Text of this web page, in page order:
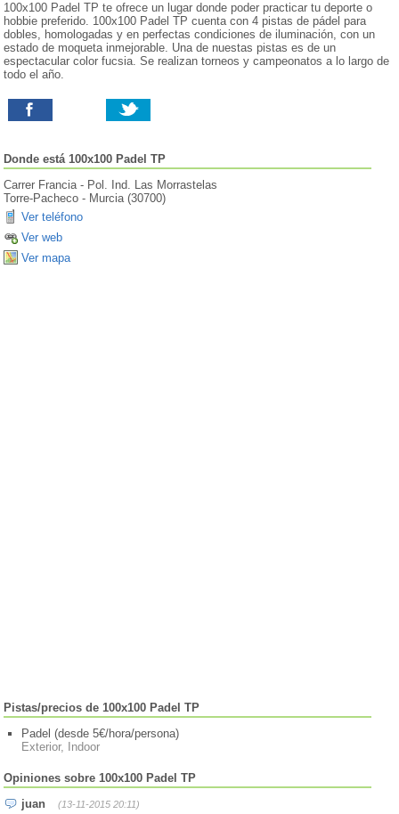
100x100 Padel TP te ofrece un lugar donde poder practicar tu deporte o
hobbie preferido. 100x100 Padel TP cuenta con 4 pistas de pádel para
dobles, homologadas y en perfectas condiciones de iluminación, con un
estado de moqueta inmejorable. Una de nuestas pistas es de un
espectacular color fucsia. Se realizan torneos y campeonatos a lo largo de
todo el año.
Donde está100x100 Padel TP
Carrer Francia - Pol. Ind. Las Morrastelas
Torre-Pacheco - Murcia(30700)
Ver teléfono
Ver web
Ver mapa
Pistas/precios de 100x100 Padel TP
Padel (desde 5€/hora/persona)
Exterior, Indoor
Opiniones sobre 100x100 Padel TP
juan
(13-11-2015 20:11)